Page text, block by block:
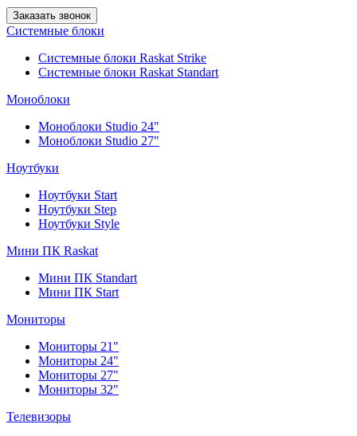
Заказать звонок
Системные блоки
Системные блоки Raskat Strike
Системные блоки Raskat Standart
Моноблоки
Моноблоки Studio 24"
Моноблоки Studio 27"
Ноутбуки
Ноутбуки Start
Ноутбуки Step
Ноутбуки Style
Мини ПК Raskat
Мини ПК Standart
Мини ПК Start
Мониторы
Мониторы 21"
Мониторы 24"
Мониторы 27"
Мониторы 32"
Телевизоры